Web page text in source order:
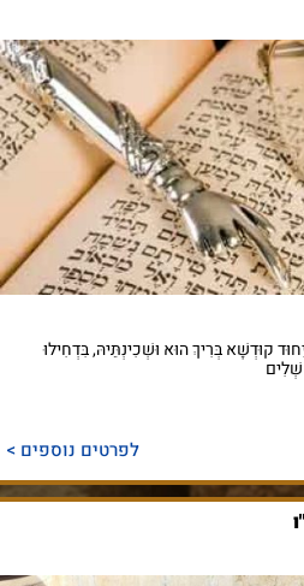
קוּדְשָׁא בְּרִיךְ הוּא וּשְׁכִינְתֵּיהּ, בִּדְחִילוּ
שְׁלִים
לפרטים נוספים >